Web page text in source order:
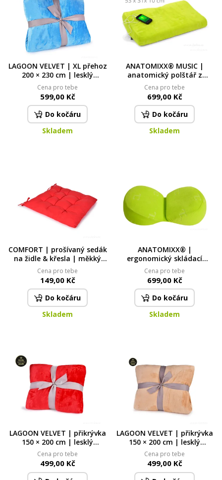
LAGOON VELVET | XL přehoz
200 × 230 cm | lesklý
sametový efekt & měkké
mikrovlákno | světle modrá
Cena pro tebe
599,00 Kč
Do kočáru
Skladem
ANATOMIXX® MUSIC |
anatomický polštář z
paměťové pěny s
reproduktorem | 53 × 31 ×
10 cm | připojení na mobil &
tablet
Cena pro tebe
699,00 Kč
Do kočáru
Skladem
COMFORT | prošívaný sedák
na židle & křesla | měkký
sedák s vázáním | červený |
35 × 35 cm
Cena pro tebe
149,00 Kč
Do kočáru
Skladem
ANATOMIXX® |
ergonomický skládací
podsedák na kyčle z
paměťové pěny | tvarovaný
pro zdravé sezení
Cena pro tebe
699,00 Kč
Do kočáru
Skladem
LAGOON VELVET | přikrývka
150 × 200 cm | lesklý
sametový efekt & měkké
mikrovlákno | červená
Cena pro tebe
499,00 Kč
LAGOON VELVET | přikrývka
150 × 200 cm | lesklý
sametový efekt & měkké
mikrovlákno | cappuccino
Cena pro tebe
499,00 Kč